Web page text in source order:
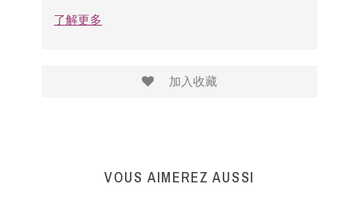
了解更多
加入收藏
VOUS AIMEREZ AUSSI